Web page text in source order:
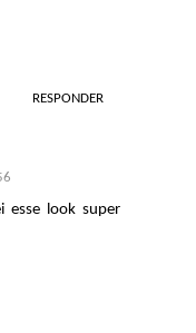
RESPONDER
esse look super